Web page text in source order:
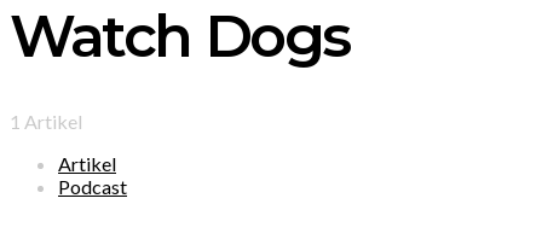
Watch Dogs
1 Artikel
Artikel
Podcast